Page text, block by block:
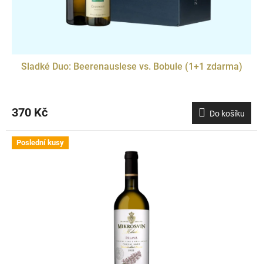
Sladké Duo: Beerenauslese vs. Bobule (1+1 zdarma)
370 Kč Do košíku
Poslední kusy